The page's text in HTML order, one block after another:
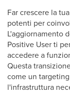
Far crescere la
potenti per
L'aggiornamento
Positive User ti
accedere a
Questa
come un
l'infrastruttura